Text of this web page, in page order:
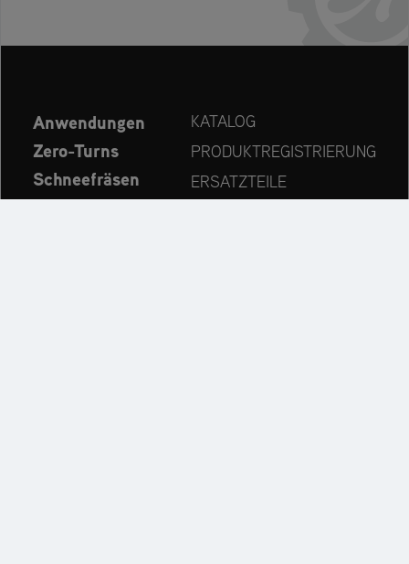
Anwendungen
Zero-Turns
Schneefräsen
Aktuelles
KATALOG
PRODUKTREGISTRIERUNG
ERSATZTEILE